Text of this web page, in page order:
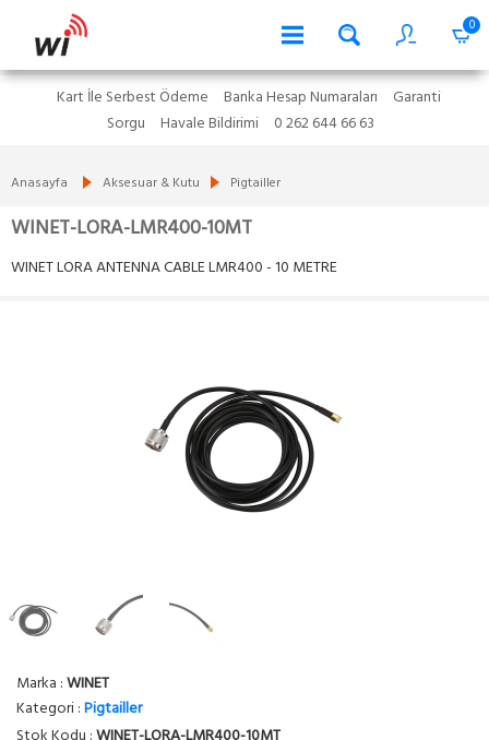
0
Kart İle Serbest Ödeme Banka Hesap Numaraları
Garanti
Sorgu
Havale Bildirimi 0 262 644 66 63
Anasayfa Aksesuar & Kutu Pigtailler
WINET-LORA-LMR400-10MT
WINET LORA ANTENNA CABLE LMR400 - 10 METRE
Marka :WINET
Kategori :Pigtailler